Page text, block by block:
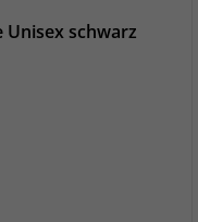
Unisex schwarz